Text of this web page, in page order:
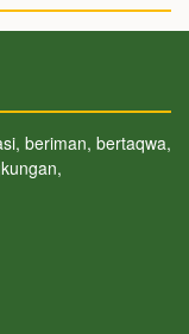
beriman, bertaqwa,